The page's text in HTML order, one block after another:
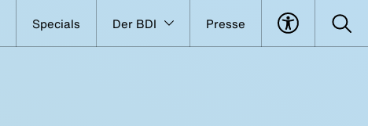
Specials Der BDI Presse